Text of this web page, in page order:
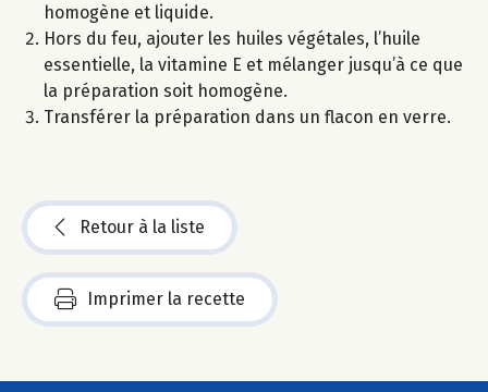
homogène et liquide.
Hors du feu, ajouter les huiles végétales, l’huile
essentielle, la vitamine E et mélanger jusqu’à ce que
la préparation soit homogène.
Transférer la préparation dans un flacon en verre.
Retour à la liste
Imprimer la recette